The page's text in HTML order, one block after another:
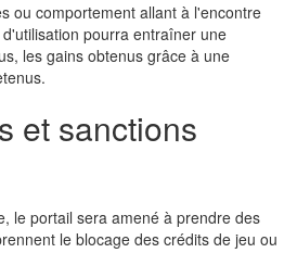
ou comportement allant à l'encontre
pourra entraîner une
les gains obtenus grâce à une
et sanctions
le portail sera amené à prendre des
le blocage des crédits de jeu ou